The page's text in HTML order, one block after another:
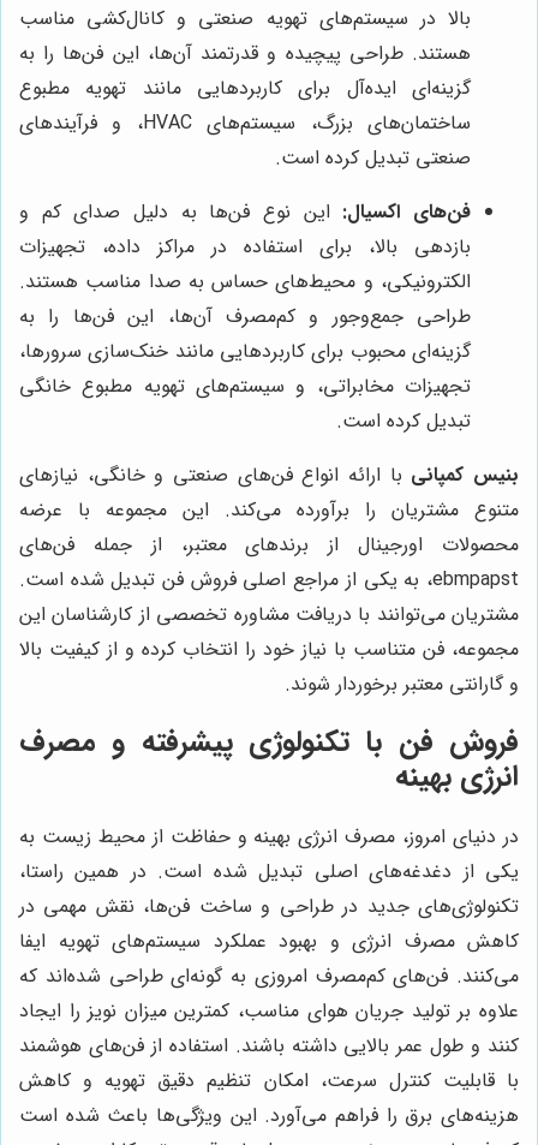
بالا در سیستم‌های تهویه صنعتی و کانال‌کشی مناسب
هستند. طراحی پیچیده و قدرتمند آن‌ها، این فن‌ها را به
گزینه‌ای ایده‌آل برای کاربردهایی مانند تهویه مطبوع
ساختمان‌های بزرگ، سیستم‌های HVAC، و فرآیندهای
صنعتی تبدیل کرده است.
فن‌های اکسیال: این نوع فن‌ها به دلیل صدای کم و
بازدهی بالا، برای استفاده در مراکز داده، تجهیزات
الکترونیکی، و محیط‌های حساس به صدا مناسب هستند.
طراحی جمع‌وجور و کم‌مصرف آن‌ها، این فن‌ها را به
گزینه‌ای محبوب برای کاربردهایی مانند خنک‌سازی سرورها،
تجهیزات مخابراتی، و سیستم‌های تهویه مطبوع خانگی
تبدیل کرده است.
بنیس کمپانی با ارائه انواع فن‌های صنعتی و خانگی، نیازهای
متنوع مشتریان را برآورده می‌کند. این مجموعه با عرضه
محصولات اورجینال از برندهای معتبر، از جمله فن‌های
ebmpapst، به یکی از مراجع اصلی فروش فن تبدیل شده است.
مشتریان می‌توانند با دریافت مشاوره تخصصی از کارشناسان این
مجموعه، فن متناسب با نیاز خود را انتخاب کرده و از کیفیت بالا
و گارانتی معتبر برخوردار شوند.
فروش فن با تکنولوژی پیشرفته و مصرف
انرژی بهینه
در دنیای امروز، مصرف انرژی بهینه و حفاظت از محیط زیست به
یکی از دغدغه‌های اصلی تبدیل شده است. در همین راستا،
تکنولوژی‌های جدید در طراحی و ساخت فن‌ها، نقش مهمی در
کاهش مصرف انرژی و بهبود عملکرد سیستم‌های تهویه ایفا
می‌کنند. فن‌های کم‌مصرف امروزی به گونه‌ای طراحی شده‌اند که
علاوه بر تولید جریان هوای مناسب، کمترین میزان نویز را ایجاد
کنند و طول عمر بالایی داشته باشند. استفاده از فن‌های هوشمند
با قابلیت کنترل سرعت، امکان تنظیم دقیق تهویه و کاهش
هزینه‌های برق را فراهم می‌آورد. این ویژگی‌ها باعث شده است